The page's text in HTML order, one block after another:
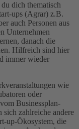
dich thematisch
ups (Agrar) z.B.
auch Personen aus
Unternehmen
danach die
Hilfreich sind hier
immer wieder
wie
oder
Businessplan-
zahlreiche andere
up-Ökosystem, die